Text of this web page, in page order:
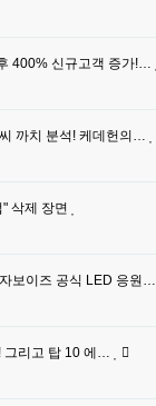
400% 신규고객 증가!…
까치 분석! 케데헌의…
삭제 장면
보이즈 공식 LED 응원…
그리고 탑 10 에…